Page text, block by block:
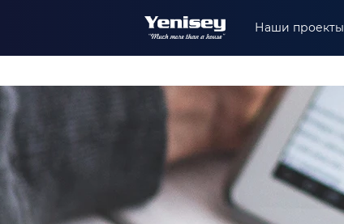
+90 549 402 88 89
Наши проекты